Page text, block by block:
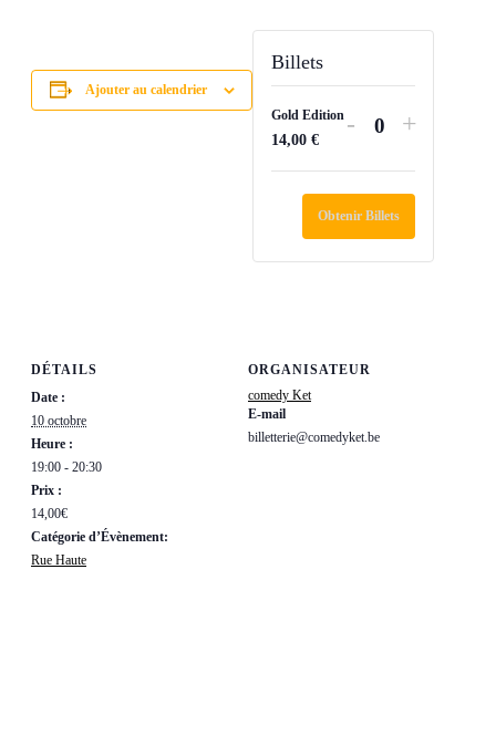
Ajouter au calendrier
DÉTAILS
Date :
10 octobre
Heure :
19:00 - 20:30
Prix :
14,00€
Catégorie d’Évènement:
Rue Haute
ORGANISATEUR
comedy Ket
E-mail
billetterie@comedyket.be
Billets
Gold Edition
14,00 €
Diminuer
de
billets
pour
- Quantité
billets
pour
+
Obtenir Billets